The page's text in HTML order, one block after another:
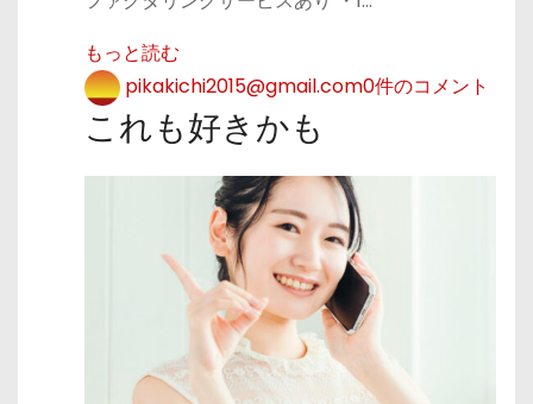
もっと読む
pikakichi2015@gmail.com0件のコメント
これも好きかも